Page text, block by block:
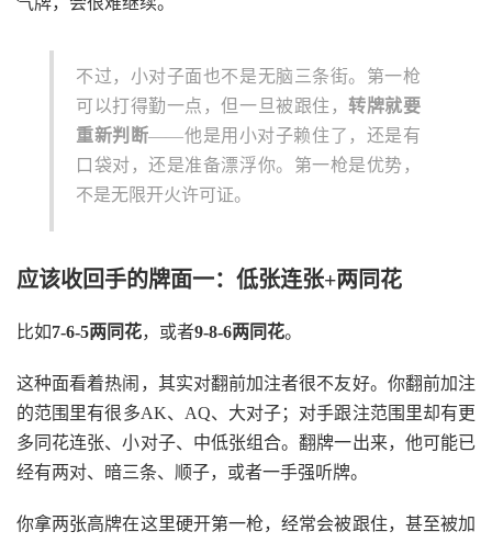
不过，小对子面也不是无脑三条街。第一枪
可以打得勤一点，但一旦被跟住，转牌就要
重新判断——他是用小对子赖住了，还是有
口袋对，还是准备漂浮你。第一枪是优势，
不是无限开火许可证。
应该收回手的牌面一：低张连张+两同花
比如7-6-5两同花，或者9-8-6两同花。
这种面看着热闹，其实对翻前加注者很不友好。你翻前加注
的范围里有很多AK、AQ、大对子；对手跟注范围里却有更
多同花连张、小对子、中低张组合。翻牌一出来，他可能已
经有两对、暗三条、顺子，或者一手强听牌。
你拿两张高牌在这里硬开第一枪，经常会被跟住，甚至被加